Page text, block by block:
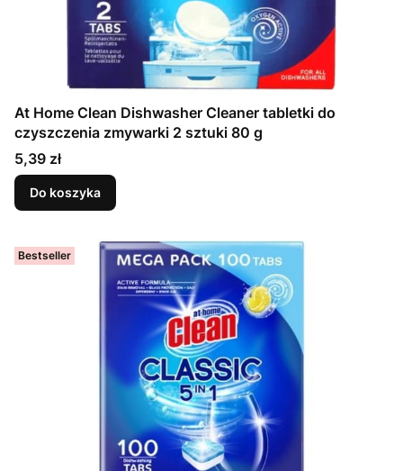
At Home Clean Dishwasher Cleaner tabletki do
czyszczenia zmywarki 2 sztuki 80 g
Cena
5,39 zł
Do koszyka
Bestseller